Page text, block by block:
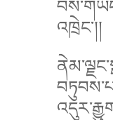
འཁྲེང་།།